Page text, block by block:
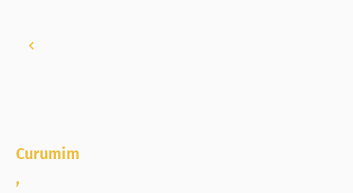
Curumim
,